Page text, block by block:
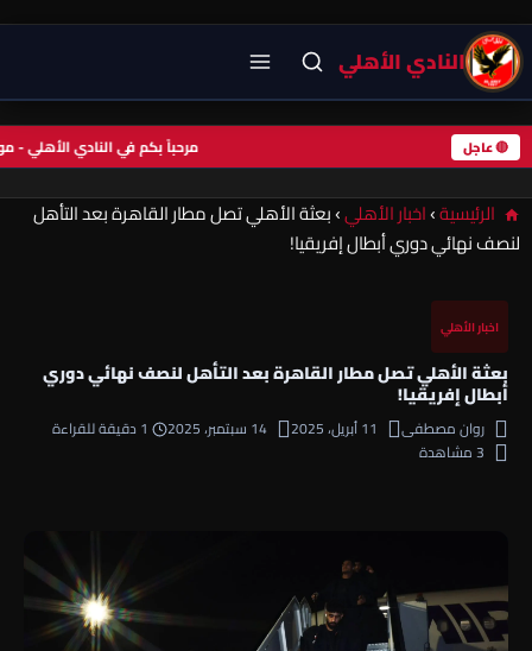
النادي الأهلي
🔴 عاجل مرحباً بكم في النادي الأهلي
الرئيسية›اخبار الأهلي›بعثة الأهلي تصل مطار القاهرة بعد التأهل
لنصف نهائي دوري أبطال إفريقيا!
اخبار الأهلي
بعثة الأهلي تصل مطار القاهرة بعد التأهل لنصف نهائي دوري
أبطال إفريقيا!
روان مصطفى 11 أبريل، 2025 14 سبتمبر، 2025
1 دقيقة للقراءة
3 مشاهدة